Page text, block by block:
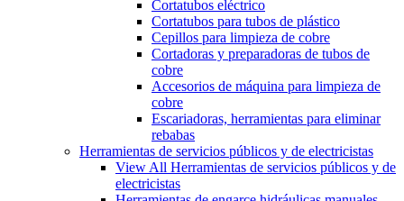
Cortatubos eléctrico
Cortatubos para tubos de plástico
Cepillos para limpieza de cobre
Cortadoras y preparadoras de tubos de
cobre
Accesorios de máquina para limpieza de
cobre
Escariadoras, herramientas para eliminar
rebabas
Herramientas de servicios públicos y de electricistas
View All Herramientas de servicios públicos y de
electricistas